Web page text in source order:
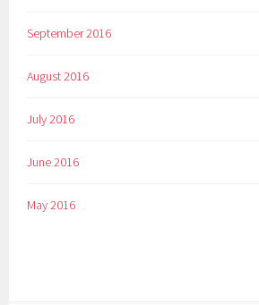
September 2016
August 2016
July 2016
June 2016
May 2016